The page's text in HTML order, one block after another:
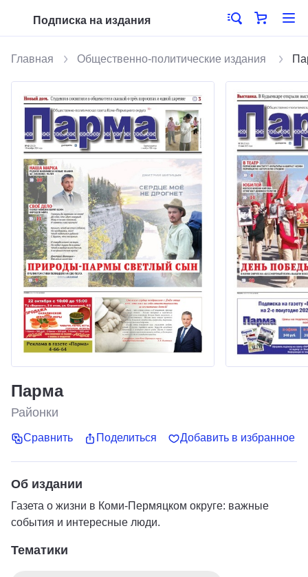
Подписка на издания
Главная Общественно-политические издания
Парма
Районки
Сравнить Поделиться Добавить в избранное
Об издании
Газета о жизни в Коми-Пермяцком округе: важные
события и интересные люди.
Тематики